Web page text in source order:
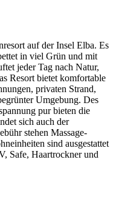
auf der Insel Elba. Es
in viel Grün und mit
jeder Tag nach Natur,
Resort bietet komfortable
privaten Strand,
Umgebung. Des
pur bieten die
sich auch der
stehen Massage-
sind ausgestattet
Safe, Haartrockner und